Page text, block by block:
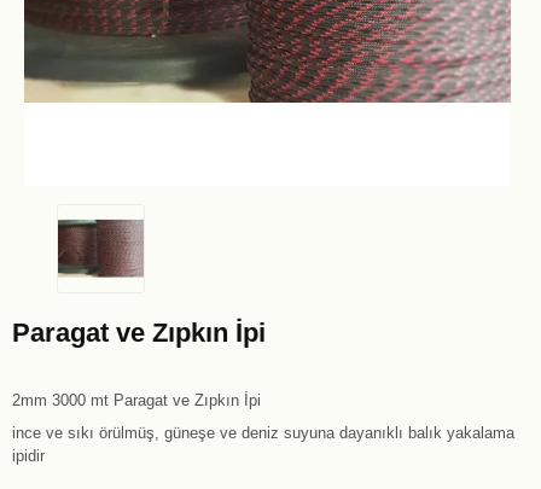
Paragat ve Zıpkın İpi
2mm 3000 mt Paragat ve Zıpkın İpi
ince ve sıkı örülmüş, güneşe ve deniz suyuna dayanıklı balık yakalama
ipidir